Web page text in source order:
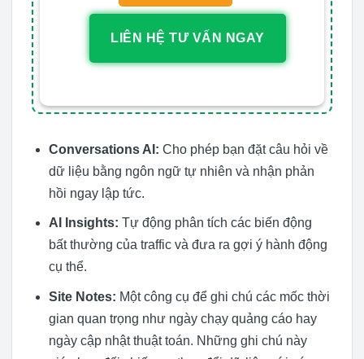
LIÊN HỆ TƯ VẤN NGAY
Conversations AI: Cho phép bạn đặt câu hỏi về
dữ liệu bằng ngôn ngữ tự nhiên và nhận phản
hồi ngay lập tức.
AI Insights: Tự động phân tích các biến động
bất thường của traffic và đưa ra gợi ý hành động
cụ thể.
Site Notes: Một công cụ để ghi chú các mốc thời
gian quan trọng như ngày chạy quảng cáo hay
ngày cập nhật thuật toán. Những ghi chú này